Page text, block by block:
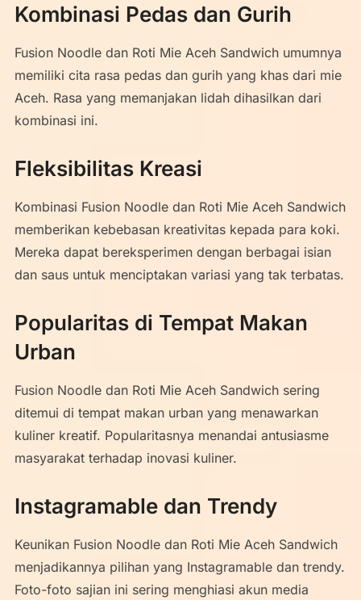
Kombinasi Pedas dan Gurih
Fusion Noodle dan Roti Mie Aceh Sandwich umumnya
memiliki cita rasa pedas dan gurih yang khas dari mie
Aceh. Rasa yang memanjakan lidah dihasilkan dari
kombinasi ini.
Fleksibilitas Kreasi
Kombinasi Fusion Noodle dan Roti Mie Aceh Sandwich
memberikan kebebasan kreativitas kepada para koki.
Mereka dapat bereksperimen dengan berbagai isian
dan saus untuk menciptakan variasi yang tak terbatas.
Popularitas di Tempat Makan
Urban
Fusion Noodle dan Roti Mie Aceh Sandwich sering
ditemui di tempat makan urban yang menawarkan
kuliner kreatif. Popularitasnya menandai antusiasme
masyarakat terhadap inovasi kuliner.
Instagramable dan Trendy
Keunikan Fusion Noodle dan Roti Mie Aceh Sandwich
menjadikannya pilihan yang Instagramable dan trendy.
Foto-foto sajian ini sering menghiasi akun media